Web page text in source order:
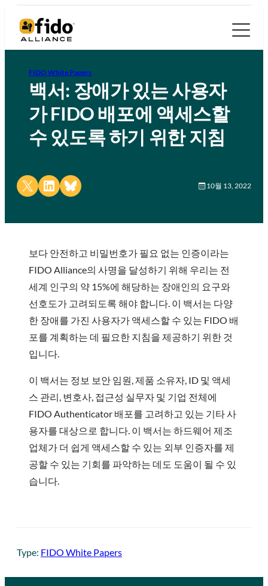
FIDO White Papers
백서: 장애가 있는 사용자
가 FIDO 배포에 액세스할
수 있도록 하기 위한 지침
Share on X Share on LinkedIn
Share on Bluesky 10월 13, 2022
보다 안전하고 비밀번호가 필요 없는 인증이라는
FIDO Alliance의 사명을 달성하기 위해 우리는 전
세계 인구의 약 15%에 해당하는 장애인의 요구와
선호도가 고려되도록 해야 합니다. 이 백서는 다양
한 장애를 가진 사용자가 액세스할 수 있는 FIDO 배
포를 계획하는 데 필요한 지침을 제공하기 위한 것
입니다.
이 백서는 정보 보안 임원, 제품 소유자, ID 및 액세
스 관리, 변호사, 접근성 실무자 및 기업 전체에
FIDO Authenticator 배포를 고려하고 있는 기타 사
용자를 대상으로 합니다. 이 백서는 하드웨어 제조
업체가 더 쉽게 액세스할 수 있는 외부 인증자를 제
공할 수 있는 기회를 파악하는 데도 도움이 될 수 있
습니다.
Type: FIDO White Papers